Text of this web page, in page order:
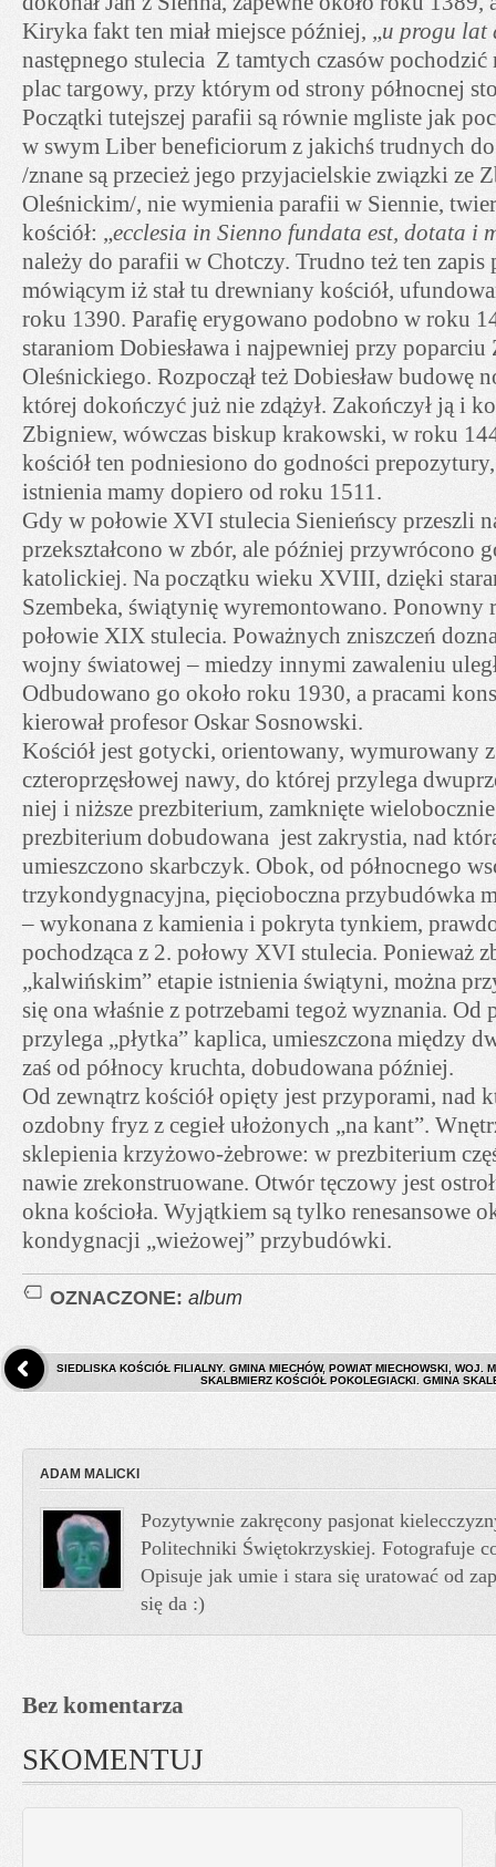
Kiryka fakt ten miał miejsce później, „u progu lat
następnego stulecia Z tamtych czasów
plac targowy, przy którym od strony północnej
Początki tutejszej parafii są równie mgliste jak
w swym Liber beneficiorum z jakichś trudnych
/znane są przecież jego przyjacielskie związki ze
Oleśnickim/, nie wymienia parafii w Siennie,
kościół: „ecclesia in Sienno fundata est, dotata i
należy do parafii w Chotczy. Trudno też ten
mówiącym iż stał tu drewniany kościół,
roku 1390. Parafię erygowano podobno w roku
staraniom Dobiesława i najpewniej przy
Oleśnickiego. Rozpoczął też Dobiesław budowę
której dokończyć już nie zdążył. Zakończył ją i
Zbigniew, wówczas biskup krakowski, w roku
kościół ten podniesiono do godności
istnienia mamy dopiero od roku 1511.
Gdy w połowie XVI stulecia Sienieńscy przeszli
przekształcono w zbór, ale później przywrócono
katolickiej. Na początku wieku XVIII, dzięki
Szembeka, świątynię wyremontowano. Ponowny
połowie XIX stulecia. Poważnych zniszczeń
wojny światowej – miedzy innymi zawaleniu
Odbudowano go około roku 1930, a pracami
kierował profesor Oskar Sosnowski.
Kościół jest gotycki, orientowany, wymurowany z
czteroprzęsłowej nawy, do której przylega
niej i niższe prezbiterium, zamknięte
prezbiterium dobudowana jest zakrystia, nad
umieszczono skarbczyk. Obok, od północnego
trzykondygnacyjna, pięcioboczna przybudówka
– wykonana z kamienia i pokryta tynkiem,
pochodząca z 2. połowy XVI stulecia. Ponieważ
„kalwińskim” etapie istnienia świątyni, można
się ona właśnie z potrzebami tegoż wyznania. Od
przylega „płytka” kaplica, umieszczona między
zaś od północy kruchta, dobudowana później.
Od zewnątrz kościół opięty jest przyporami, nad
ozdobny fryz z cegieł ułożonych „na kant”.
sklepienia krzyżowo-żebrowe: w prezbiterium
nawie zrekonstruowane. Otwór tęczowy jest
okna kościoła. Wyjątkiem są tylko renesansowe
kondygnacji „wieżowej” przybudówki.
OZNACZONE: album
SIEDLISKA KOŚCIÓŁ FILIALNY. GMINA MIECHÓW, POWIAT MIECHOWSKI, WOJ.
SKALBMIERZ KOŚCIÓŁ POKOLEGIACKI. GMINA
ADAM MALICKI
Pozytywnie zakręcony pasjonat
Politechniki Świętokrzyskiej. Fotografuje
Opisuje jak umie i stara się uratować od
się da :)
Bez komentarza
SKOMENTUJ